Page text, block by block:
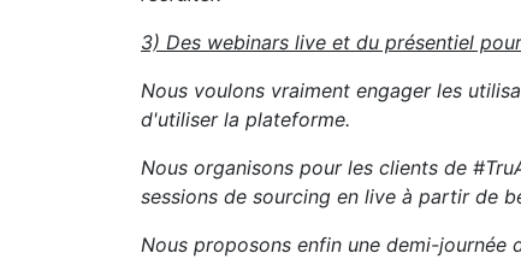
3) Des webinars live et du présentiel
Nous voulons vraiment engager les
d'utiliser la plateforme.
Nous organisons pour les clients de
sessions de sourcing en live à partir de
Nous proposons enfin une demi-journée